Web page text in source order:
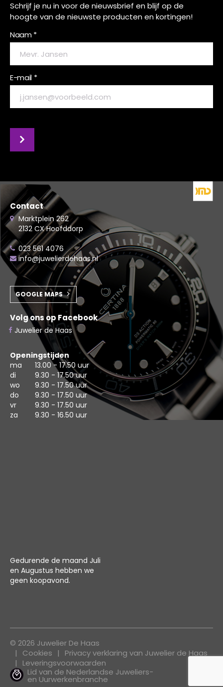
Schrijf je nu in voor de nieuwsbrief en blijf op de
hoogte van de nieuwste producten en kortingen!
Naam *
E-mail *
Contact
Marktplein 262
2132 CX Hoofddorp
023 561 4076
info@juwelierdehaas.nl
GOOGLE MAPS
Volg ons op Facebook
Juwelier de Haas
Openingstijden
ma
13.00 - 17.50 uur
di
9.30 - 17.50 uur
wo
9.30 - 17.50 uur
do
9.30 - 17.50 uur
vr
9.30 - 17.50 uur
za
9.30 - 16.50 uur
Gedurende de maand Juli
en Augustus hebben we
geen koopavond.
© 2026 Juwelier De Haas
Cookies
Privacy verklaring van Juwelier de Haas
Leveringsvoorwaarden
Lid van de Nederlandse Juweliers-
en Uurwerkenbranche